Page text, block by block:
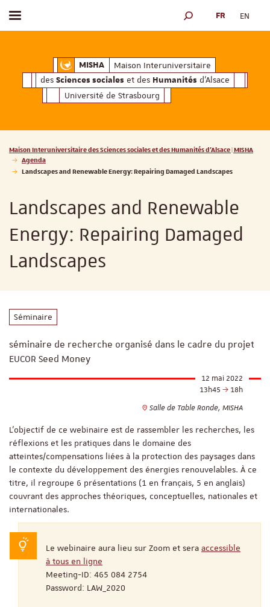
MISHAMaison Interuniversitaire des
Maison Interuniversitaire
des Sciences sociales et des Humanités d'Alsace
Université de Strasbourg
Afficher / masquer le menu MOTEUR DE
FR EN
Vous êtes ici :
Maison Interuniversitaire des Sciences sociales et des Humanités d'Alsace | MISHA
Agenda
Landscapes and Renewable Energy: Repairing Damaged Landscapes
Landscapes and Renewable
Energy: Repairing Damaged
Landscapes
Séminaire
séminaire de recherche organisé dans le cadre du projet
EUCOR Seed Money
12 mai 2022
13h45
18h
Salle de Table Ronde, MISHA
L'objectif de ce webinaire est de rassembler les recherches, les
réflexions et les pratiques dans le domaine des
atteintes/compensations liées à la protection des paysages dans
le contexte du développement des énergies renouvelables. À ce
titre, il regroupe 6 présentations (1 en français, 5 en anglais)
couvrant des approches théoriques, conceptuelles, nationales et
internationales.
Le webinaire aura lieu sur Zoom et sera accessible
à tous en ligne
Meeting-ID: 465 084 2754
Password: LAW_2020